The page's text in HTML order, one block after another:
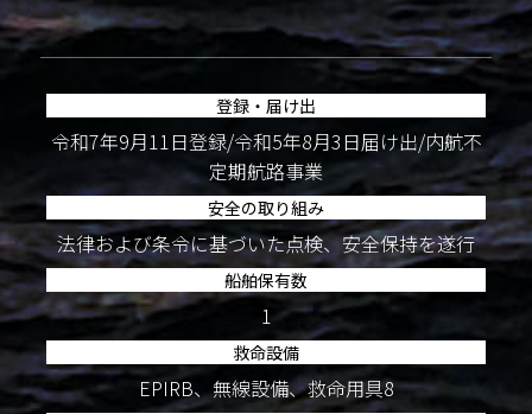
登録・届け出
令和7年9月11日登録/令和5年8月3日届け出/内航不
定期航路事業
安全の取り組み
法律および条令に基づいた点検、安全保持を遂行
船舶保有数
1
救命設備
EPIRB、無線設備、救命用具8